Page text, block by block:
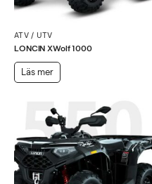
ATV / UTV
LONCIN XWolf 1000
Läs mer